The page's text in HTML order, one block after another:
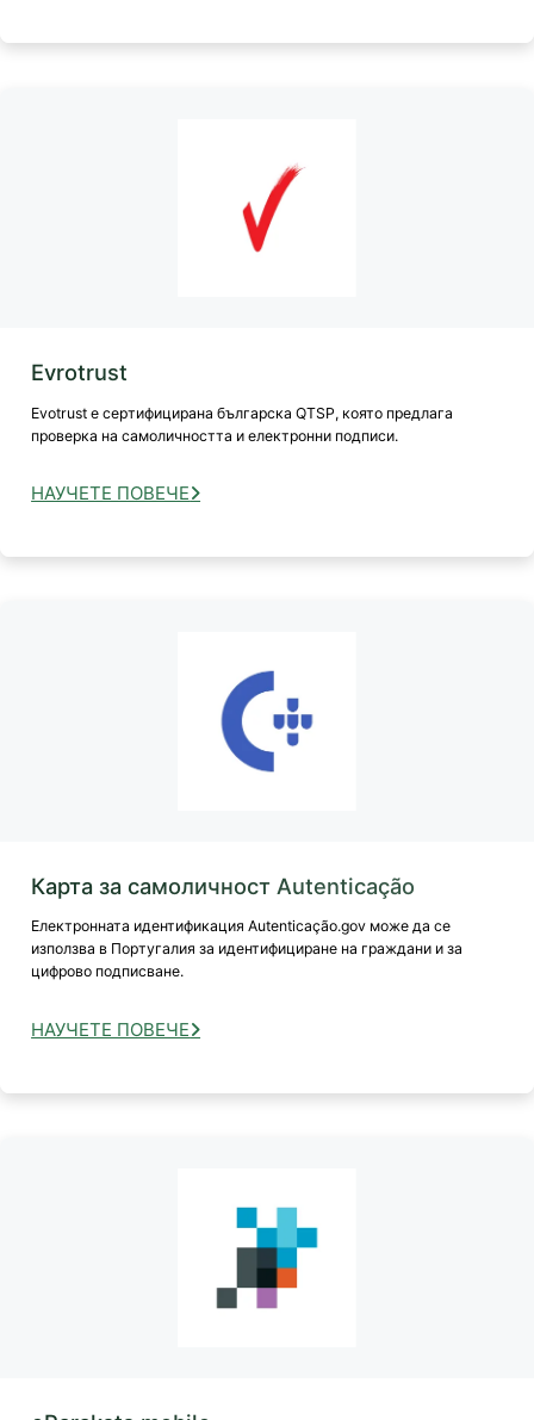
Evrotrust
Evotrust е сертифицирана българска QTSP, която предлага
проверка на самоличността и електронни подписи.
НАУЧЕТЕ ПОВЕЧЕ
Карта за самоличност Autenticação
Електронната идентификация Autenticação.gov може да се
използва в Португалия за идентифициране на граждани и за
цифрово подписване.
НАУЧЕТЕ ПОВЕЧЕ